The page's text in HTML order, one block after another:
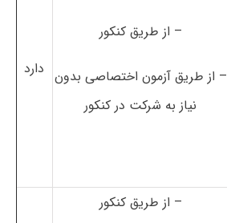
– از طریق کنکور
– از طریق آزمون اختصاصی بدون
نیاز به شرکت در کنکور
دارد
– از طریق کنکور